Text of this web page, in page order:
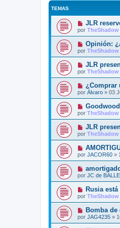
TEMAS
N
u
e
o
m
e
n
s
a
e
JLR
por TheShadow
N
u
e
o
m
e
s
a
e
Opinión:
por TheShadow
N
u
e
o
m
e
n
s
a
e
JLR
por TheShadow
N
u
e
o
m
e
n
s
a
e
¿Comprar
por Álvaro » 03
N
u
e
o
m
e
n
s
a
e
por TheShadow
N
u
e
o
m
e
n
s
a
e
JLR
por TheShadow
N
u
e
o
m
e
s
a
e
por JACOR60 »
N
u
e
v
o
m
e
s
a
por JC de BALLE
N
u
e
v
o
m
e
Rusia
por TheShadow
N
u
e
Bomba
por JAG4235 »